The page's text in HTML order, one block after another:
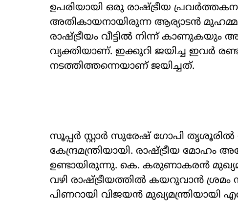
ഉപരിയായി ഒരു രാഷ്‌ട്രീയ
അതികായനായിരുന്ന ആര്യാടന്‍
രാഷ്‌ട്രീയം വീട്ടില്‍ നിന്ന്
വ്യക്തിയാണ്. ഇക്കുറി ജയിച്ച ഇവര്‍
നടത്തിത്തന്നെയാണ് ജയിച്ചത്.
സൂപ്പർ സ്റ്റാർ സുരേഷ് ഗോപി
കേന്ദ്രമന്ത്രിയായി. രാഷ്‌ട്രീയ മോഹം
ഉണ്ടായിരുന്നു. കെ. കരുണാകരന്‍
വഴി രാഷ്‌ട്രീയത്തില്‍ കയറുവാന്‍ ശ്രമം
പിണറായി വിജയന്‍ മുഖ്യമന്ത്രിയായി